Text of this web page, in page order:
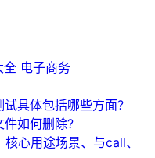
全 电子商务
具体包括哪些方面?
如何删除?
心用途场景、与call、